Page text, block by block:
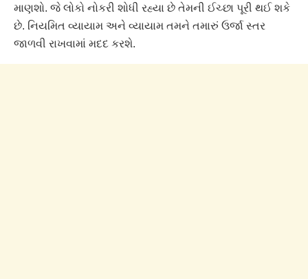
માણશો. જે લોકો નોકરી શોધી રહ્યા છે તેમની ઈચ્છા પૂરી થઈ શકે
છે. નિયમિત વ્યાયામ અને વ્યાયામ તમને તમારું ઉર્જા સ્તર
જાળવી રાખવામાં મદદ કરશે.